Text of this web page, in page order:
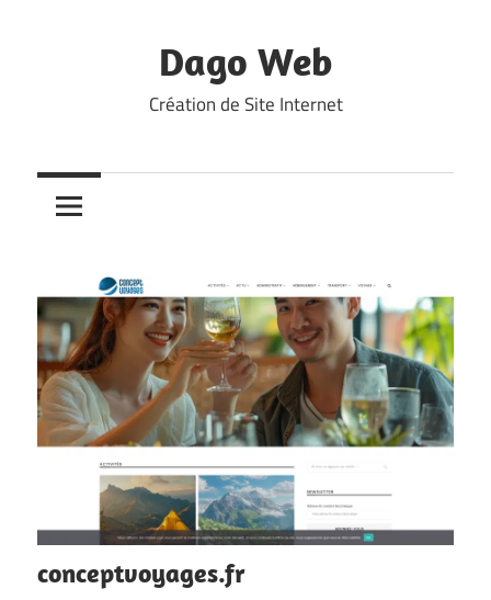
Dago Web
Création de Site Internet
conceptvoyages.fr